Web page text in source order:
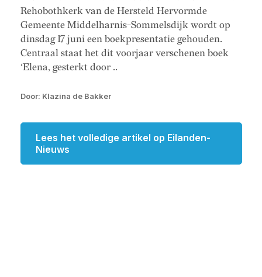
Rehobothkerk van de Hersteld Hervormde
Gemeente Middelharnis-Sommelsdijk wordt op
dinsdag 17 juni een boekpresentatie gehouden.
Centraal staat het dit voorjaar verschenen boek
‘Elena, gesterkt door ..
Door: Klazina de Bakker
Lees het volledige artikel op Eilanden-
Nieuws